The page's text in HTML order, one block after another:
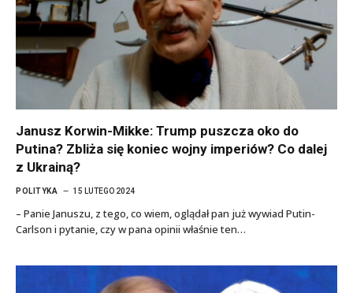
Janusz Korwin-Mikke: Trump puszcza oko do
Putina? Zbliża się koniec wojny imperiów? Co dalej
z Ukrainą?
POLITYKA 15 LUTEGO 2024
– Panie Januszu, z tego, co wiem, oglądał pan już wywiad Putin-
Carlson i pytanie, czy w pana opinii właśnie ten…